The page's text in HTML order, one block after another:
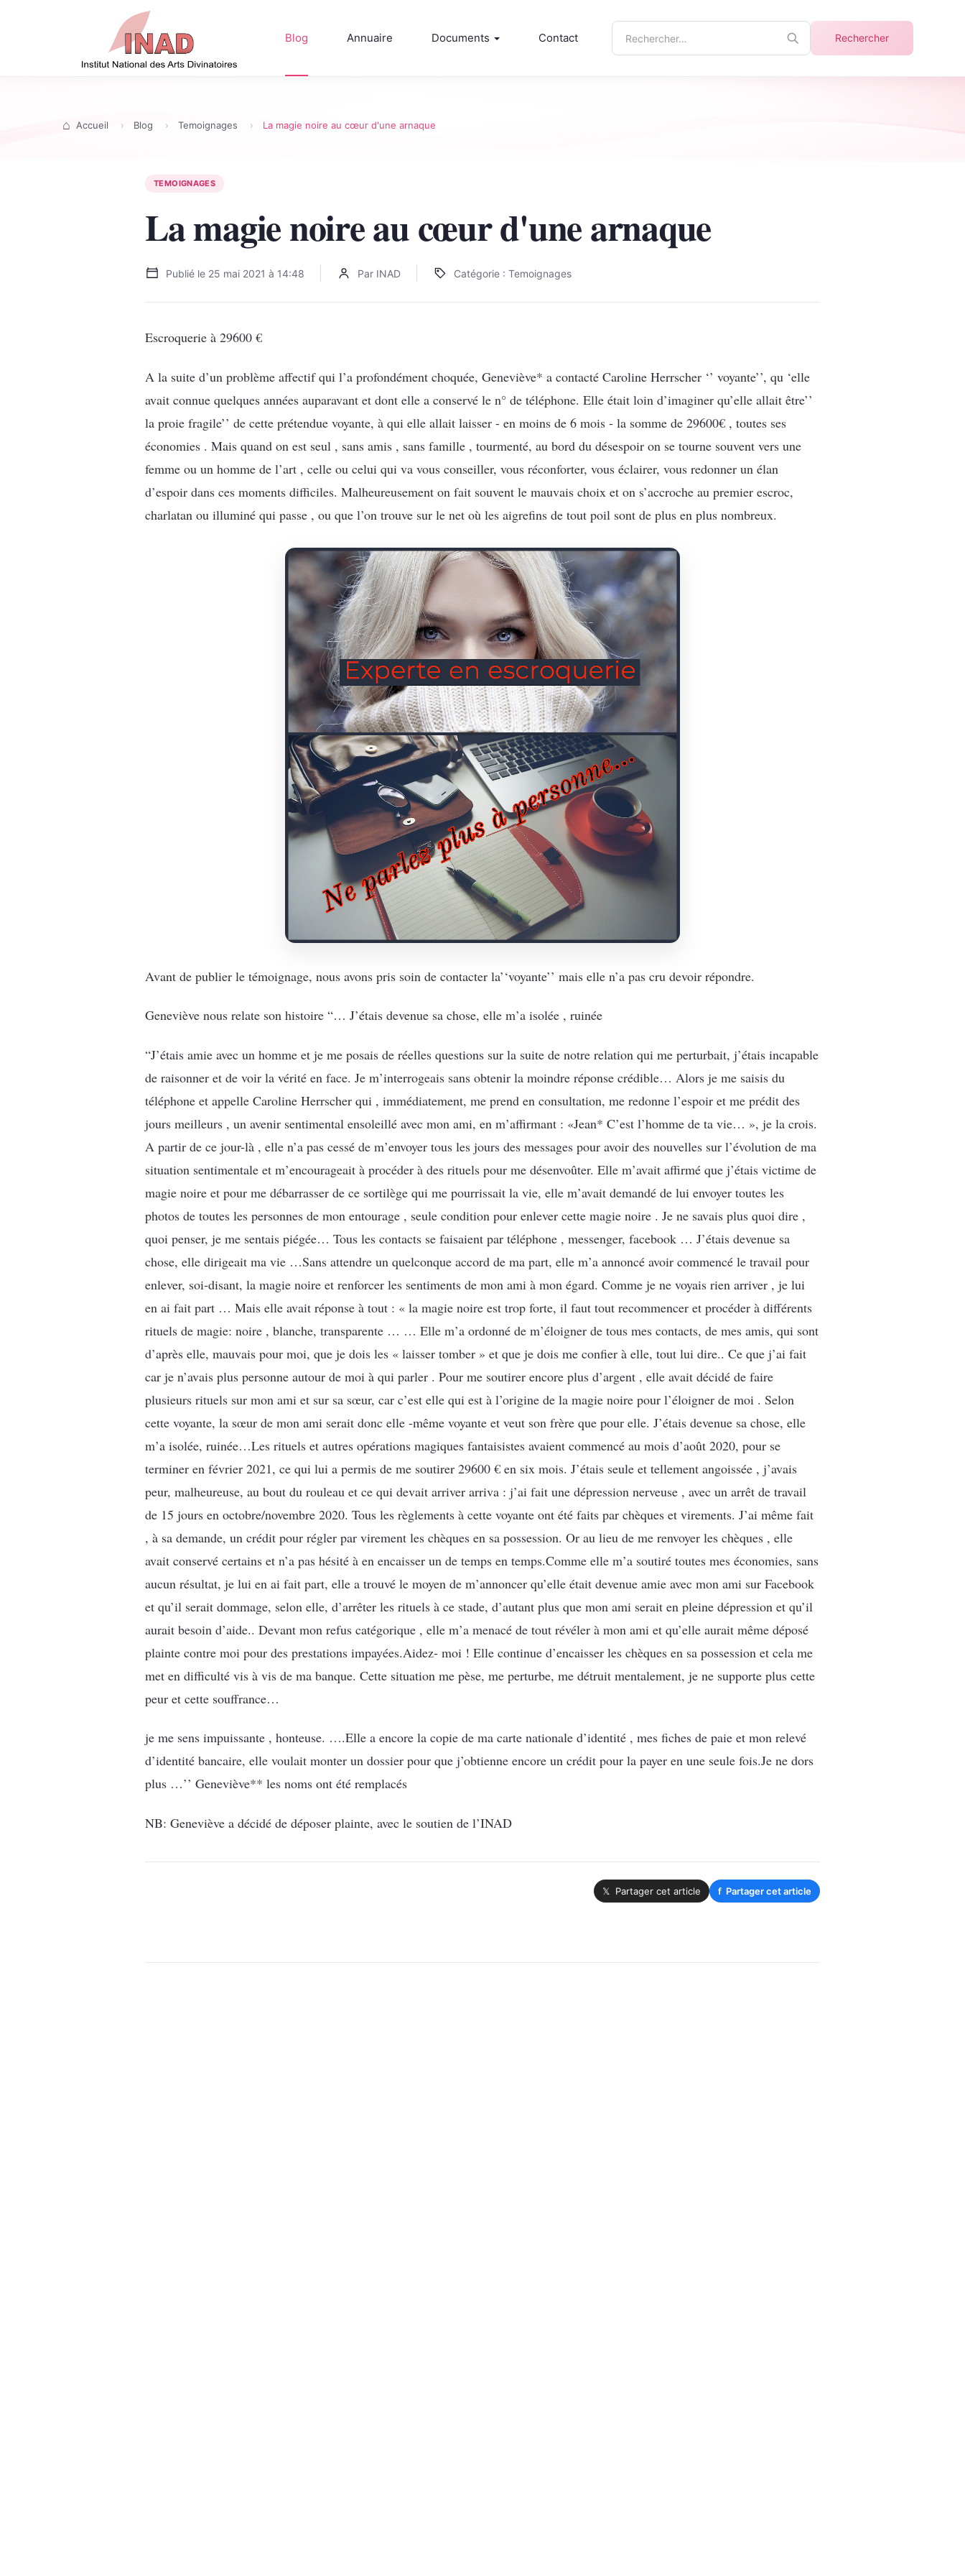
Blog Annuaire Documents Contact
sur
Rechercher
Accueil Blog Temoignages La magie noire au cœur d'une arnaque
TEMOIGNAGES
La magie noire au cœur d'une arnaque
Publié le 25 mai 2021 à 14:48 Par INAD Catégorie : Temoignages
Escroquerie à 29600 €
A la suite d’un problème affectif qui l’a profondément choquée, Geneviève* a contacté Caroline Herrscher ‘’ voyante’’, qu ‘elle
avait connue quelques années auparavant et dont elle a conservé le n° de téléphone. Elle était loin d’imaginer qu’elle allait être’’
la proie fragile’’ de cette prétendue voyante, à qui elle allait laisser - en moins de 6 mois - la somme de 29600€ , toutes ses
économies . Mais quand on est seul , sans amis , sans famille , tourmenté, au bord du désespoir on se tourne souvent vers une
femme ou un homme de l’art , celle ou celui qui va vous conseiller, vous réconforter, vous éclairer, vous redonner un élan
d’espoir dans ces moments difficiles. Malheureusement on fait souvent le mauvais choix et on s’accroche au premier escroc,
charlatan ou illuminé qui passe , ou que l’on trouve sur le net où les aigrefins de tout poil sont de plus en plus nombreux.
Avant de publier le témoignage, nous avons pris soin de contacter la’‘voyante’’ mais elle n’a pas cru devoir répondre.
Geneviève nous relate son histoire “… J’étais devenue sa chose, elle m’a isolée , ruinée
“J’étais amie avec un homme et je me posais de réelles questions sur la suite de notre relation qui me perturbait, j’étais incapable
de raisonner et de voir la vérité en face. Je m’interrogeais sans obtenir la moindre réponse crédible… Alors je me saisis du
téléphone et appelle Caroline Herrscher qui , immédiatement, me prend en consultation, me redonne l’espoir et me prédit des
jours meilleurs , un avenir sentimental ensoleillé avec mon ami, en m’affirmant : «Jean* C’est l’homme de ta vie… », je la crois.
A partir de ce jour-là , elle n’a pas cessé de m’envoyer tous les jours des messages pour avoir des nouvelles sur l’évolution de ma
situation sentimentale et m’encourageait à procéder à des rituels pour me désenvoûter. Elle m’avait affirmé que j’étais victime de
magie noire et pour me débarrasser de ce sortilège qui me pourrissait la vie, elle m’avait demandé de lui envoyer toutes les
photos de toutes les personnes de mon entourage , seule condition pour enlever cette magie noire . Je ne savais plus quoi dire ,
quoi penser, je me sentais piégée… Tous les contacts se faisaient par téléphone , messenger, facebook … J’étais devenue sa
chose, elle dirigeait ma vie …Sans attendre un quelconque accord de ma part, elle m’a annoncé avoir commencé le travail pour
enlever, soi-disant, la magie noire et renforcer les sentiments de mon ami à mon égard. Comme je ne voyais rien arriver , je lui
en ai fait part … Mais elle avait réponse à tout : « la magie noire est trop forte, il faut tout recommencer et procéder à différents
rituels de magie: noire , blanche, transparente … … Elle m’a ordonné de m’éloigner de tous mes contacts, de mes amis, qui sont
d’après elle, mauvais pour moi, que je dois les « laisser tomber » et que je dois me confier à elle, tout lui dire.. Ce que j’ai fait
car je n’avais plus personne autour de moi à qui parler . Pour me soutirer encore plus d’argent , elle avait décidé de faire
plusieurs rituels sur mon ami et sur sa sœur, car c’est elle qui est à l’origine de la magie noire pour l’éloigner de moi . Selon
cette voyante, la sœur de mon ami serait donc elle -même voyante et veut son frère que pour elle. J’étais devenue sa chose, elle
m’a isolée, ruinée…Les rituels et autres opérations magiques fantaisistes avaient commencé au mois d’août 2020, pour se
terminer en février 2021, ce qui lui a permis de me soutirer 29600 € en six mois. J’étais seule et tellement angoissée , j’avais
peur, malheureuse, au bout du rouleau et ce qui devait arriver arriva : j’ai fait une dépression nerveuse , avec un arrêt de travail
de 15 jours en octobre/novembre 2020. Tous les règlements à cette voyante ont été faits par chèques et virements. J’ai même fait
, à sa demande, un crédit pour régler par virement les chèques en sa possession. Or au lieu de me renvoyer les chèques , elle
avait conservé certains et n’a pas hésité à en encaisser un de temps en temps.Comme elle m’a soutiré toutes mes économies, sans
aucun résultat, je lui en ai fait part, elle a trouvé le moyen de m’annoncer qu’elle était devenue amie avec mon ami sur Facebook
et qu’il serait dommage, selon elle, d’arrêter les rituels à ce stade, d’autant plus que mon ami serait en pleine dépression et qu’il
aurait besoin d’aide.. Devant mon refus catégorique , elle m’a menacé de tout révéler à mon ami et qu’elle aurait même déposé
plainte contre moi pour des prestations impayées.Aidez- moi ! Elle continue d’encaisser les chèques en sa possession et cela me
met en difficulté vis à vis de ma banque. Cette situation me pèse, me perturbe, me détruit mentalement, je ne supporte plus cette
peur et cette souffrance…
je me sens impuissante , honteuse. ….Elle a encore la copie de ma carte nationale d’identité , mes fiches de paie et mon relevé
d’identité bancaire, elle voulait monter un dossier pour que j’obtienne encore un crédit pour la payer en une seule fois.Je ne dors
plus …’’ Geneviève** les noms ont été remplacés
NB: Geneviève a décidé de déposer plainte, avec le soutien de l’INAD
𝕏 Partager cet article f Partager cet article